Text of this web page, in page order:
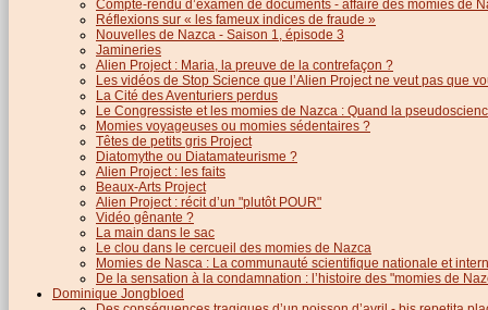
Compte-rendu d’examen de documents - affaire des momies de
Réflexions sur « les fameux indices de fraude »
Nouvelles de Nazca - Saison 1, épisode 3
Jamineries
Alien Project : Maria, la preuve de la contrefaçon ?
Les vidéos de Stop Science que l’Alien Project ne veut pas que
La Cité des Aventuriers perdus
Le Congressiste et les momies de Nazca : Quand la
Momies voyageuses ou momies sédentaires ?
Têtes de petits gris Project
Diatomythe ou Diatamateurisme ?
Alien Project : les faits
Beaux-Arts Project
Alien Project : récit d’un "plutôt POUR"
Vidéo gênante ?
La main dans le sac
Le clou dans le cercueil des momies de Nazca
Momies de Nasca : La communauté scientifique nationale et
De la sensation à la condamnation : l’histoire des "momies de
Dominique Jongbloed